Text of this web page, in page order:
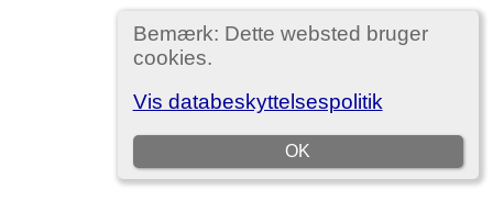
Bemærk: Dette websted bruger
cookies.
Vis databeskyttelsespolitik
OK